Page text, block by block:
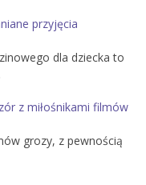
przyjęcia
dla dziecka to
z miłośnikami filmów
grozy, z pewnością